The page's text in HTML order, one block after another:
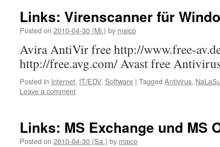
Links: Virenscanner für
Posted on 2010-04-30 (Mi.) by maico
Avira AntiVir free http://www.free-
http://free.avg.com/ Avast free
Posted in Internet, IT/EDV, Software | Tagged Antivirus,
Leave a comment
Links: MS Exchange und MS
Posted on 2010-04-30 (Sa.) by maico